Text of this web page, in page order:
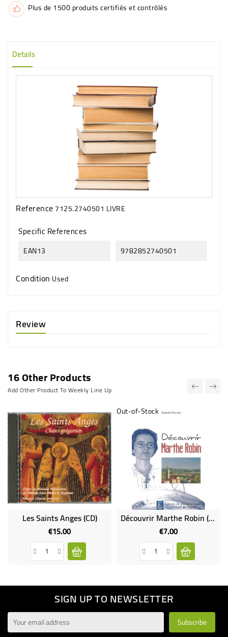
Plus de 1500 produits certifiés et contrôlés
Details
Reference7125.2740501 LIVRE
Specific References
EAN13 9782852740501
Condition Used
Review
16 Other Products
Add Other Product To Weekly Line Up
Les Saints Anges (CD)
€15.00Price
Out-of-Stock
Découvrir Marthe Robin (Occasion)
€7.00Price
SIGN UP TO NEWSLETTER